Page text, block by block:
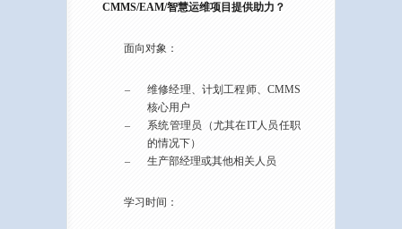
CMMS/EAM/智慧运维项目提供助力？
面向对象：
–
维修经理、计划工程师、CMMS
核心用户
–
系统管理员（尤其在IT人员任职
的情况下）
–
生产部经理或其他相关人员
学习时间：